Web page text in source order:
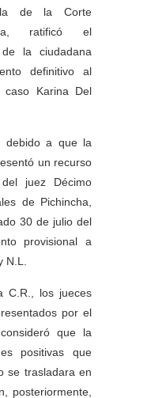
de la Corte
ratificó el
de la ciudadana
definitivo al
caso Karina Del
debido a que la
un recurso
juez Décimo
de Pichincha,
30 de julio del
provisional a
C.R., los jueces
por el
que la
positivas que
se trasladara en
posteriormente,